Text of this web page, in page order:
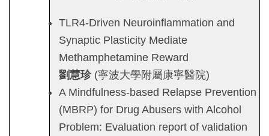
TLR4-Driven Neuroinflammation and
Synaptic Plasticity Mediate
Methamphetamine Reward
劉慧珍 (寧波大學附屬康寧醫院)
A Mindfulness-based Relapse Prevention
(MBRP) for Drug Abusers with Alcohol
Problem: Evaluation report of validation